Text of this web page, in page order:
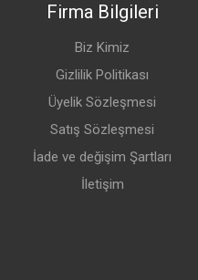
Firma Bilgileri
Biz Kimiz
Gizlilik Politikası
Üyelik Sözleşmesi
Satış Sözleşmesi
İade ve değişim Şartları
İletişim